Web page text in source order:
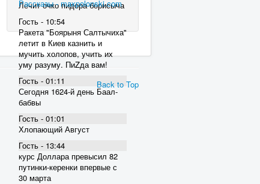
Лечит очко пидора борисыча
Гость - 10:54
Ракета "Боярыня Салтычиха"
летит в Киев казнить и
мучить холопов, учить их
уму разуму. ПиZда вам!
Гость - 01:11
Сегодня 1624-й день Баал-
бабвы
Гость - 01:01
Хлопающий Август
Гость - 13:44
курс Доллара превысил 82
пyтинки-керенки впервые с
30 марта
Рассказы - maxpolonski.com
Back to Top